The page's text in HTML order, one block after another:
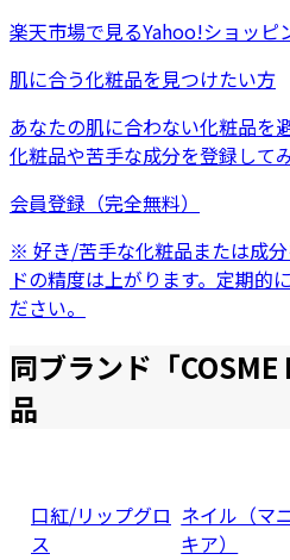
楽天市場で見るYahoo!ショッピ
肌に合う化粧品を見つけたい方
あなたの肌に合わない化粧品を
化粧品や苦手な成分を登録して
会員登録（完全無料）
※ 好き/苦手な化粧品または成
ドの精度は上がります。定期的
ださい。
同ブランド「COSME
品
口紅/リップグロ
ス
ネイル（マ
キア）